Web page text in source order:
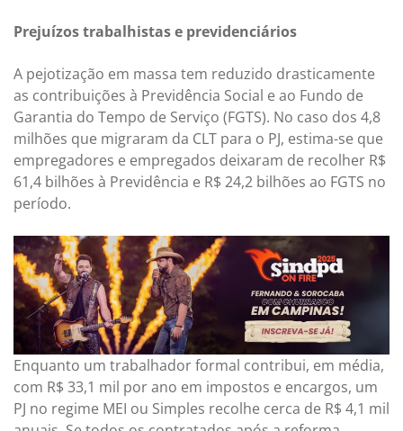
Prejuízos trabalhistas e previdenciários
A pejotização em massa tem reduzido drasticamente
as contribuições à Previdência Social e ao Fundo de
Garantia do Tempo de Serviço (FGTS). No caso dos 4,8
milhões que migraram da CLT para o PJ, estima-se que
empregadores e empregados deixaram de recolher R$
61,4 bilhões à Previdência e R$ 24,2 bilhões ao FGTS no
período.
Enquanto um trabalhador formal contribui, em média,
com R$ 33,1 mil por ano em impostos e encargos, um
PJ no regime MEI ou Simples recolhe cerca de R$ 4,1 mil